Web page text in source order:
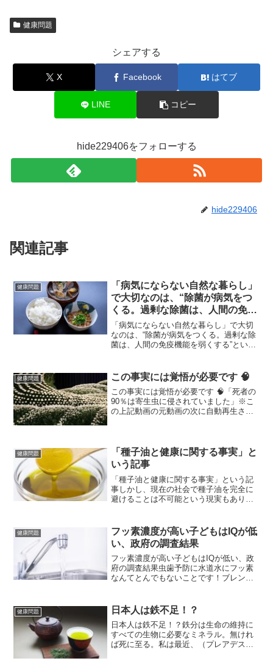
健康問題
シェアする
X Facebook はてブ
LINE コピー
hide229406をフォローする
hide229406
関連記事
健康問題
「病気にならない自然な暮らし」
で大切なのは、“除菌が病気をつ
くる。過剰な除菌は、人間の免疫
機能を弱くする”という事を知
り、“腸内細菌が喜ぶ食事をと
る”こと
「病気にならない自然な暮らし」で大切
なのは、“除菌が病気をつくる。過剰な除
菌は、人間の免疫機能を弱くする”という
する病気にならない自然な暮らし 本間
真二郎著」を要約...
健康問題 この事実には覚悟が必要です 🧠
この事実には覚悟が必要です 🧠「死者の
90％は寄生虫に侵されていました」※こ
の上記動画の元動画の次に自動再生され
見された事実を...
健康問題
「種子油と健康に関する事実」と
いう記事
「種子油と健康に関する事実」という記
事しかし、現在の社会で種子油を完全に
避けることは不可能という現実もありま
は、以前書かせていただいたことがあり
ます。この「植物油（種子油...
健康問題
フッ素濃度が高い子どもはIQが低
い、政府の調査結果
フッ素濃度が高い子どもはIQが低い、政
府の調査結果虫歯予防に水道水にフッ素
なんてとんでもないことです！ブレン
更新 子どものフッ化物と知能の関係を調
べた9年...
健康問題 日本人は鉄不足！？
日本人は鉄不足！？鉄分は生命の維持に
すべての生物に必要なミネラル。無けれ
ば死に至る。私は最近、（プレアデス人